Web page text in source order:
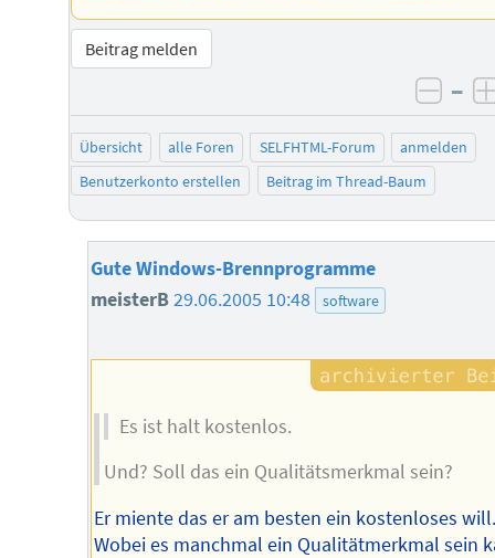
Beitrag melden
–
Übersicht alle Foren SELFHTML-Forum
anmelden
Benutzerkonto erstellen
Beitrag im Thread-Baum
Gute Windows-Brennprogramme
meisterB29.06.2005 10:48 software
Es ist halt kostenlos.
Und? Soll das ein Qualitätsmerkmal sein?
Er miente das er am besten ein kostenloses
Wobei es manchmal ein Qualitätmerkmal sein